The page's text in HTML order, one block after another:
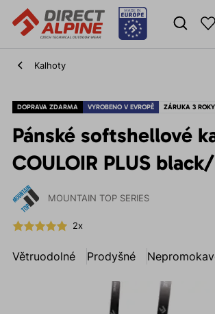
Kalhoty
DOPRAVA ZDARMA VYROBENO V EVROPĚ ZÁRUKA 3 ROKY
Pánské softshellové
COULOIR PLUS
MOUNTAIN TOP SERIES
2x
Větruodolné Prodyšné